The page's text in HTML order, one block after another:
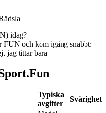
idag?
FUN och kom igång snabbt:
jag tittar bara
Typiska
avgifter
Svårighet